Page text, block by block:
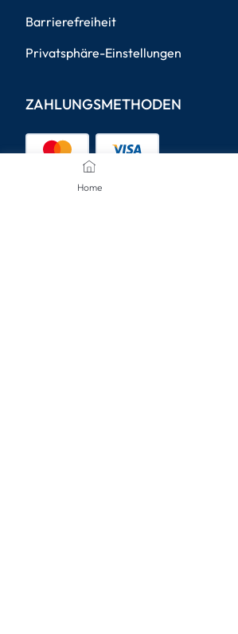
Home
Barrierefreiheit
Privatsphäre-Einstellungen
ZAHLUNGSMETHODEN